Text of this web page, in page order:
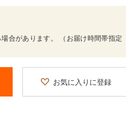
合があります。 （お届け時間帯指定
お気に入りに登録